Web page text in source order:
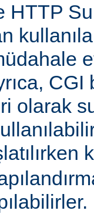
HTTP
olarak